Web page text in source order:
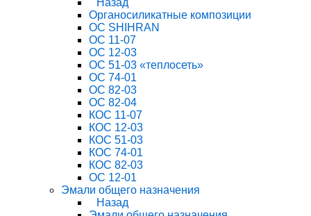
Назад
Органосиликатные композиции
ОС SHIHRAN
ОС 11-07
ОС 12-03
ОС 51-03 «теплосеть»
ОС 74-01
ОС 82-03
ОС 82-04
КОС 11-07
КОС 12-03
КОС 51-03
КОС 74-01
КОС 82-03
ОС 12-01
Эмали общего назначения
Назад